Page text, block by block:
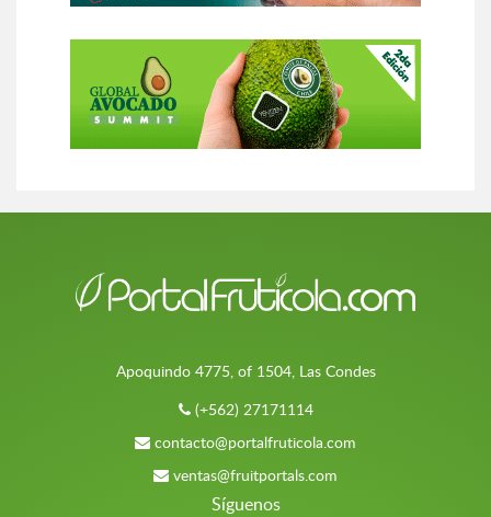
Apoquindo 4775, of 1504, Las Condes
(+562) 27171114
contacto@portalfruticola.com
ventas@fruitportals.com
Síguenos